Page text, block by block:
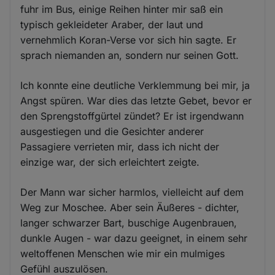
fuhr im Bus, einige Reihen hinter mir saß ein
typisch gekleideter Araber, der laut und
vernehmlich Koran-Verse vor sich hin sagte. Er
sprach niemanden an, sondern nur seinen Gott.
Ich konnte eine deutliche Verklemmung bei mir, ja
Angst spüren. War dies das letzte Gebet, bevor er
den Sprengstoffgürtel zündet? Er ist irgendwann
ausgestiegen und die Gesichter anderer
Passagiere verrieten mir, dass ich nicht der
einzige war, der sich erleichtert zeigte.
Der Mann war sicher harmlos, vielleicht auf dem
Weg zur Moschee. Aber sein Äußeres - dichter,
langer schwarzer Bart, buschige Augenbrauen,
dunkle Augen - war dazu geeignet, in einem sehr
weltoffenen Menschen wie mir ein mulmiges
Gefühl auszulösen.